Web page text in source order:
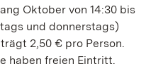
Oktober von 14:30 bis
und donnerstags)
2,50 € pro Person.
haben freien Eintritt.